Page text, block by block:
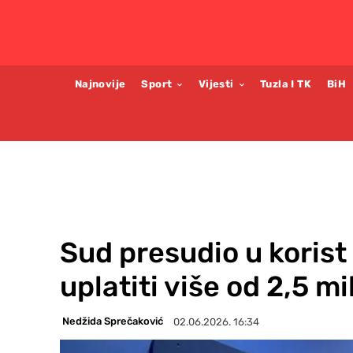
Najnovije Sport Vijesti Tuzla I TK BiH
Sud presudio u korist
uplatiti više od 2,5
Nedžida Sprečaković 02.06.2026. 16:34